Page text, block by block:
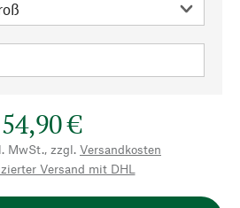
54,90 €
MwSt., zzgl. Versandkosten
Versand mit DHL